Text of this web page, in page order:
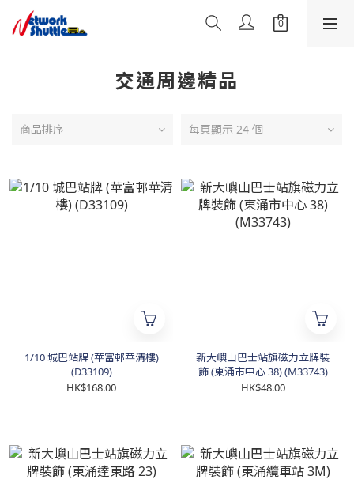
交通周邊精品
商品排序 每頁顯示 24 個
1/10 城巴站牌 (華富邨華清樓)
(D33109)
HK$168.00
新大嶼山巴士站旗磁力立牌裝
飾 (東涌市中心 38) (M33743)
HK$48.00